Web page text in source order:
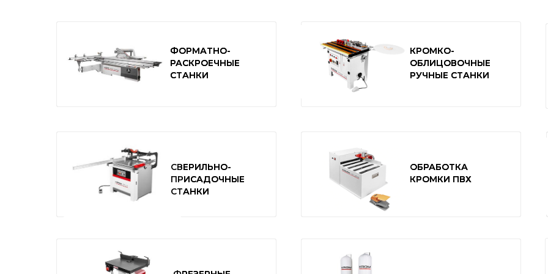
ФОРМАТНО-
РАСКРОЕЧНЫЕ
СТАНКИ
КРОМКО-
ОБЛИЦОВОЧНЫЕ
РУЧНЫЕ СТАНКИ
СВЕРИЛЬНО-
ПРИСАДОЧНЫЕ
СТАНКИ
ОБРАБОТКА
КРОМКИ ПВХ
ФОРМАТНО-
РАСКРОЕЧНЫЕ
СТАНКИ
КРОМКО-
ОБЛИЦОВОЧНЫЕ
РУЧНЫЕ СТАНКИ
СВЕРИЛЬНО-
ПРИСАДОЧНЫЕ
СТАНКИ
ОБРАБОТКА
КРОМКИ ПВХ